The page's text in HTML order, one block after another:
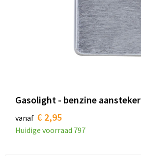
Gasolight - benzine aansteker
vanaf € 2,95
Huidige voorraad 797